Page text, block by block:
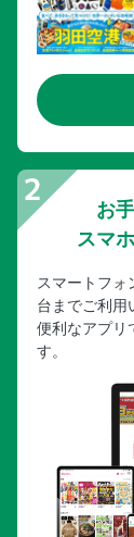
お
スマ
スマートフォ
台までご利用
便利なアプリ
す。